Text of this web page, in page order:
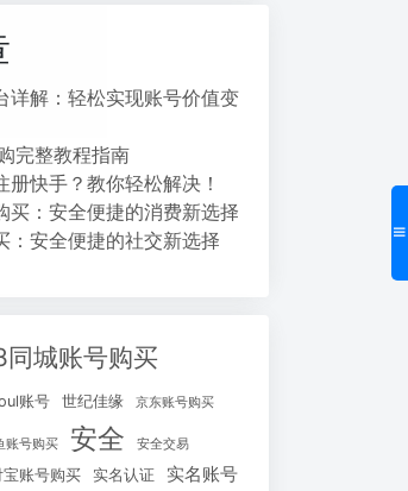
详解：轻松实现账号价值变
完整教程指南
快手？教你轻松解决！
买：安全便捷的消费新选择
：安全便捷的社交新选择
同城账号购买
账号 世纪佳缘 京东账号购买
账号购买 安全 安全交易
账号购买 实名认证 实名账号